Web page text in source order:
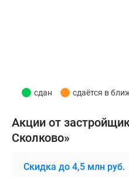
Высота
секций
в
составляет
сдан сдаётся в
Акции от
Сколково»
Скидка до 4,5 млн руб.